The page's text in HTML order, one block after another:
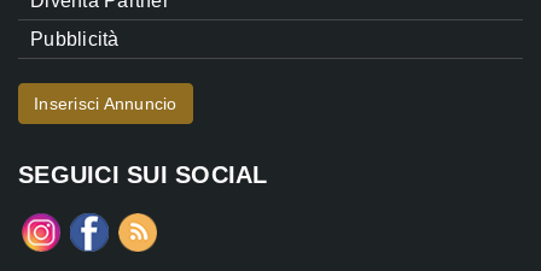
Pubblicità
Inserisci Annuncio
SEGUICI SUI SOCIAL